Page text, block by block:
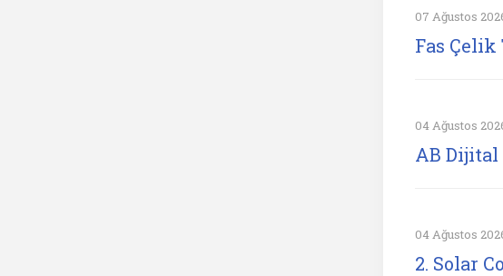
07 Ağustos
Fas Çelik
04 Ağustos
AB
04 Ağustos
2. Solar